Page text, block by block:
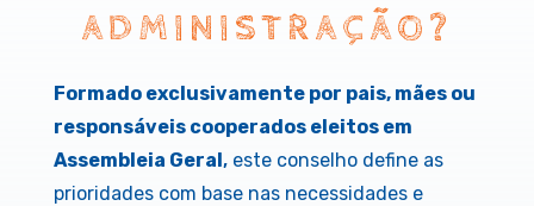
ADMINISTRAÇÃO?
Formado exclusivamente por pais, mães ou
responsáveis cooperados eleitos em
Assembleia Geral, este conselhodefine as
prioridades com base nas necessidades e